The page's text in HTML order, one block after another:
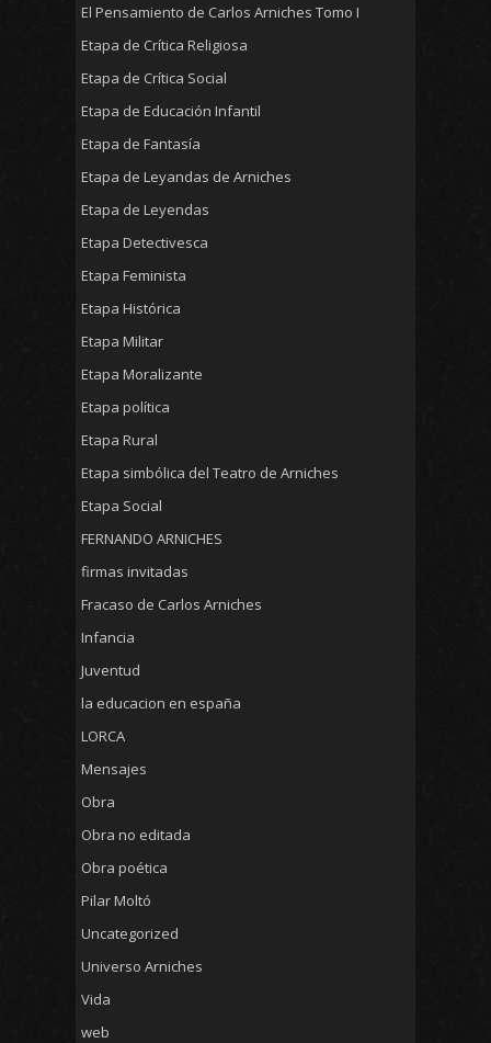
El Pensamiento de Carlos Arniches Tomo I
Etapa de Crítica Religiosa
Etapa de Crítica Social
Etapa de Educación Infantil
Etapa de Fantasía
Etapa de Leyandas de Arniches
Etapa de Leyendas
Etapa Detectivesca
Etapa Feminista
Etapa Histórica
Etapa Militar
Etapa Moralizante
Etapa política
Etapa Rural
Etapa simbólica del Teatro de Arniches
Etapa Social
FERNANDO ARNICHES
firmas invitadas
Fracaso de Carlos Arniches
Infancia
Juventud
la educacion en españa
LORCA
Mensajes
Obra
Obra no editada
Obra poética
Pilar Moltó
Uncategorized
Universo Arniches
Vida
web